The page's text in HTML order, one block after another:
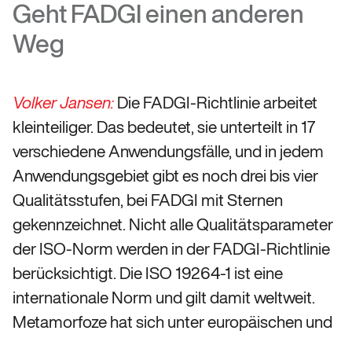
Geht FADGI einen anderen
Weg
Volker Jansen: Die FADGI-Richtlinie arbeitet
kleinteiliger. Das bedeutet, sie unterteilt in 17
verschiedene Anwendungsfälle, und in jedem
Anwendungsgebiet gibt es noch drei bis vier
Qualitätsstufen, bei FADGI mit Sternen
gekennzeichnet. Nicht alle Qualitätsparameter
der ISO-Norm werden in der FADGI-Richtlinie
berücksichtigt. Die ISO 19264-1 ist eine
internationale Norm und gilt damit weltweit.
Metamorfoze hat sich unter europäischen und